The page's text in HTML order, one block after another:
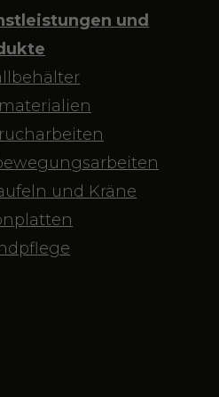
und
und Kräne